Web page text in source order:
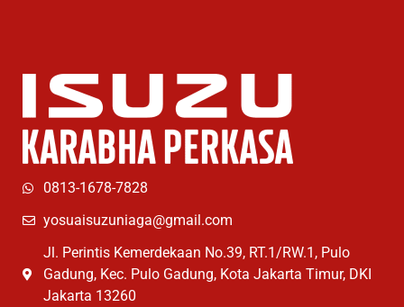
0813-1678-7828
yosuaisuzuniaga@gmail.com
Jl. Perintis Kemerdekaan No.39, RT.1/RW.1, Pulo
Gadung, Kec. Pulo Gadung, Kota Jakarta Timur, DKI
Jakarta 13260